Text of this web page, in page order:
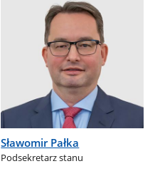
Sławomir Pałka
Podsekretarz stanu